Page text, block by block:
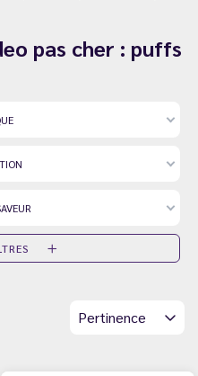
pas cher : puffs
Pertinence